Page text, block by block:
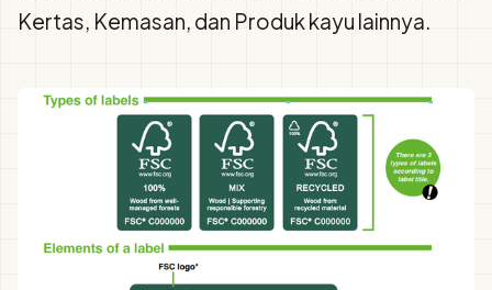
Kertas, Kemasan, dan Produk kayu lainnya.